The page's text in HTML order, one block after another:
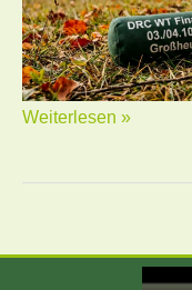
Weiterlesen »